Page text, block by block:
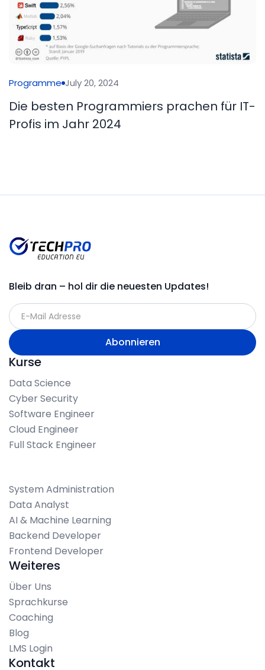
Programme July 20, 2024
Die besten Programmiers prachen für IT-
Profis im Jahr 2024
Bleib dran – hol dir die neuesten Updates!
Kurse
Data Science
Cyber Security
Software Engineer
Cloud Engineer
Full Stack Engineer
System Administration
Data Analyst
AI & Machine Learning
Backend Developer
Frontend Developer
Weiteres
Über Uns
Sprachkurse
Coaching
Blog
LMS Login
Kontakt